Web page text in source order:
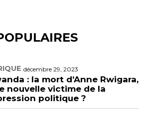
décembre 29, 2023
: la mort d’Anne Rwigara,
nouvelle victime de la
politique ?